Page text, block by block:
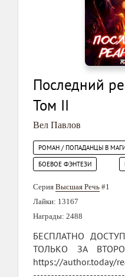
Последний
Том II
Вел Павлов
РОМАН / ПОПАДАНЦЫ В
БОЕВОЕ ФЭНТЕЗИ
Серия Высшая Речь #1
Лайки: 13167
Награды: 2488
БЕСПЛАТНО
ТОЛЬКО ЗА
https://author.today/